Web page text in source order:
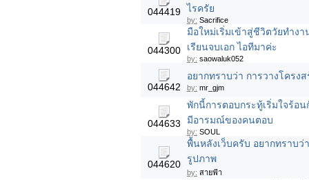
044419 ไรครัย
by: Sacrifice
044300
มือใหม่เริ่มเข้าสู่ชีวิตวัยทำง
เรียนจบเอก ไอทีมาค่ะ
by: saowaluk052
044642
อยากทราบว่า การวางโครง
by: mr_gjm
044633
พักนี้การตอบกระทู้เริ่มใจร้อ
มีอารมณ์ของคนตอบ
by: SOUL
044620
พื้นหลังเว็บครับ อยากทราบว่
รูปภาพ
by: สายฟ้า